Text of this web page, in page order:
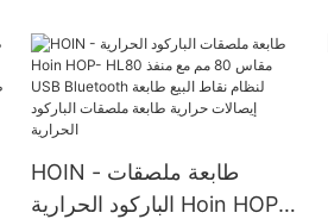
HOIN - طابعة ملصقات
الباركود الحرارية Hoin HOP-